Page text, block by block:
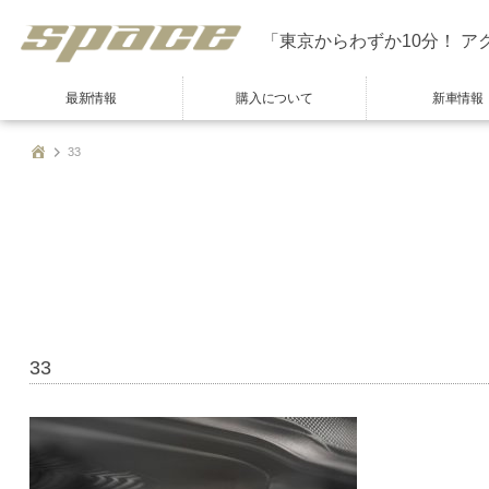
「東京からわずか10分！ ア
最新情報 購入について 新車情報
33
33